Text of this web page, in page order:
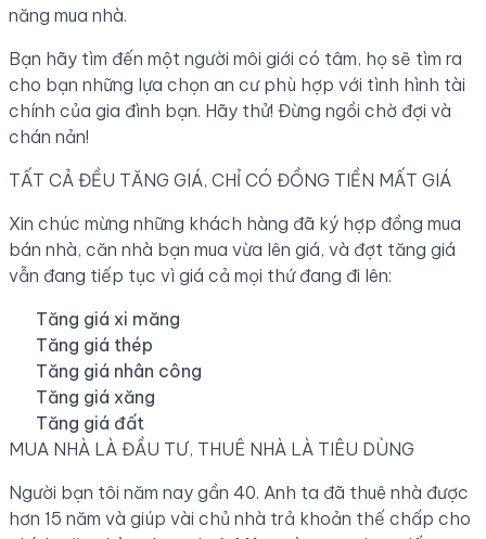
năng mua nhà.
Bạn hãy tìm đến một người môi giới có tâm, họ sẽ tìm ra
cho bạn những lựa chọn an cư phù hợp với tình hình tài
chính của gia đình bạn. Hãy thử! Đừng ngồi chờ đợi và
chán nản!
TẤT CẢ ĐỀU TĂNG GIÁ, CHỈ CÓ ĐỒNG TIỀN MẤT GIÁ
Xin chúc mừng những khách hàng đã ký hợp đồng mua
bán nhà, căn nhà bạn mua vừa lên giá, và đợt tăng giá
vẫn đang tiếp tục vì giá cả mọi thứ đang đi lên:
Tăng giá xi măng
Tăng giá thép
Tăng giá nhân công
Tăng giá xăng
Tăng giá đất
MUA NHÀ LÀ ĐẦU TƯ, THUÊ NHÀ LÀ TIÊU DÙNG
Người bạn tôi năm nay gần 40. Anh ta đã thuê nhà được
hơn 15 năm và giúp vài chủ nhà trả khoản thế chấp cho